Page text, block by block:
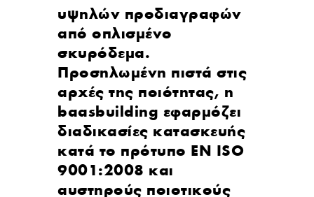
υψηλών προδιαγραφών
από οπλισμένο
σκυρόδεμα.
Προσηλωμένη πιστά στις
αρχές της ποιότητας, η
baasbuilding εφαρμόζει
διαδικασίες κατασκευής
κατά το πρότυπο EN ISO
9001:2008 και
αυστηρούς ποιοτικούς